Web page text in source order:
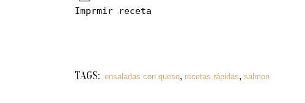
Imprmir receta
TAGS: ensaladas con queso, recetas rápidas, salmon